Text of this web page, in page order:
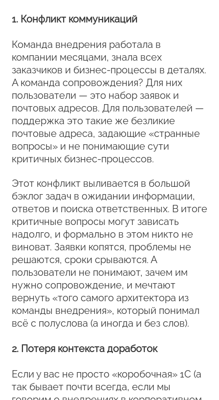
1. Конфликт коммуникаций
Команда внедрения работала в
компании месяцами, знала всех
заказчиков и бизнес-процессы в деталях.
А команда сопровождения? Для них
пользователи — это набор заявок и
почтовых адресов. Для пользователей —
поддержка это такие же безликие
почтовые адреса, задающие «странные
вопросы» и не понимающие сути
критичных бизнес-процессов.
Этот конфликт выливается в большой
бэклог задач в ожидании информации,
ответов и поиска ответственных. В итоге
критичные вопросы могут зависать
надолго, и формально в этом никто не
виноват. Заявки копятся, проблемы не
решаются, сроки срываются. А
пользователи не понимают, зачем им
нужно сопровождение, и мечтают
вернуть «того самого архитектора из
команды внедрения», который понимал
всё с полуслова (а иногда и без слов).
2. Потеря контекста доработок
Если у вас не просто «коробочная» 1С (а
так бывает почти всегда, если мы